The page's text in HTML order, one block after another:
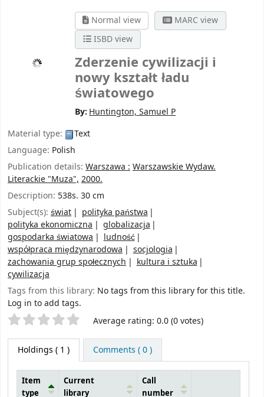
Normal view
MARC view
ISBD view
Zderzenie cywilizacji i
nowy kształt ładu
światowego
By: Huntington, Samuel P
Material type:
Text
Language: Polish
Publication details: Warszawa :Warszawskie Wydaw.
Literackie "Muza",2000.
Description: 538s. 30 cm
Subject(s): świat
polityka państwa
polityka ekonomiczna
globalizacja
gospodarka światowa
ludność
współpraca międzynarodowa
socjologia
zachowania grup społecznych
kultura i sztuka
cywilizacja
Tags from this library: No tags from this library for this title.
Log in to add tags.
Star ratings Average rating: 0.0 (0 votes)
Holdings ( 1 ) Comments ( 0 )
Item
type
Current
library
Call
number